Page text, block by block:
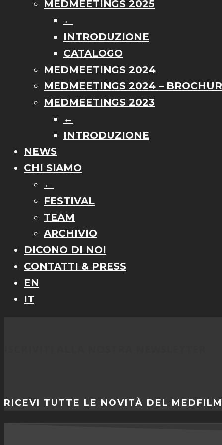
MEDMEETINGS 2025
←
INTRODUZIONE
CATALOGO
MEDMEETINGS 2024
MEDMEETINGS 2024 –
MEDMEETINGS 2023
←
INTRODUZIONE
NEWS
CHI SIAMO
←
FESTIVAL
TEAM
ARCHIVIO
DICONO DI NOI
CONTATTI & PRESS
EN
IT
RICEVI TUTTE LE NOVITÀ DEL MEDFILM